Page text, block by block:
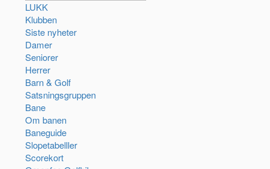
LUKK
Klubben
Siste nyheter
Damer
Seniorer
Herrer
Barn & Golf
Satsningsgruppen
Bane
Om banen
Baneguide
Slopetabelller
Scorekort